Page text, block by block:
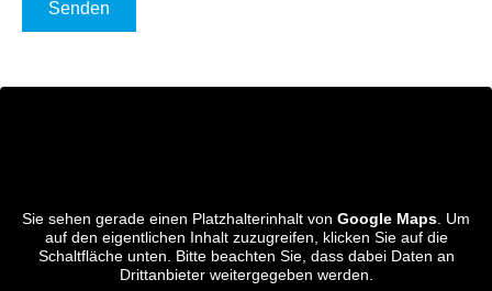
Sie sehen gerade einen Platzhalterinhalt von Google Maps . Um
auf den eigentlichen Inhalt zuzugreifen, klicken Sie auf die
Schaltfläche unten. Bitte beachten Sie, dass dabei Daten an
Drittanbieter weitergegeben werden.